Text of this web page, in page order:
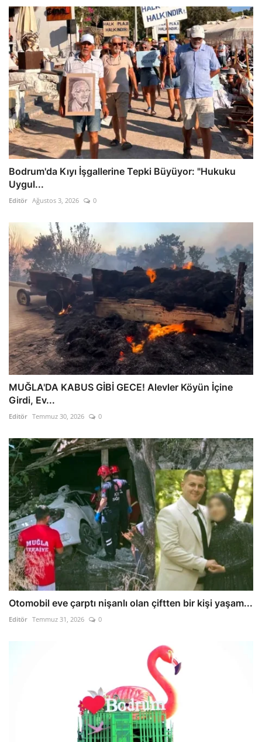
Bodrum'da Kıyı İşgallerine Tepki Büyüyor: "Hukuku
Uygul...
Editör Ağustos 3, 2026 0
MUĞLA'DA KABUS GİBİ GECE! Alevler Köyün İçine
Girdi, Ev...
Editör Temmuz 30, 2026 0
Otomobil eve çarptı nişanlı olan çiftten bir kişi yaşam...
Editör Temmuz 31, 2026 0